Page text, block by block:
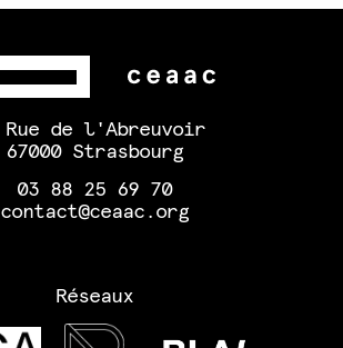
Rue de l'Abreuvoir
67000 Strasbourg
03 88 25 69 70
contact@ceaac.org
Réseaux